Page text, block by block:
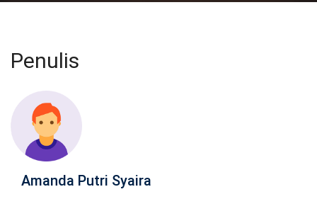
Penulis
Amanda Putri Syaira